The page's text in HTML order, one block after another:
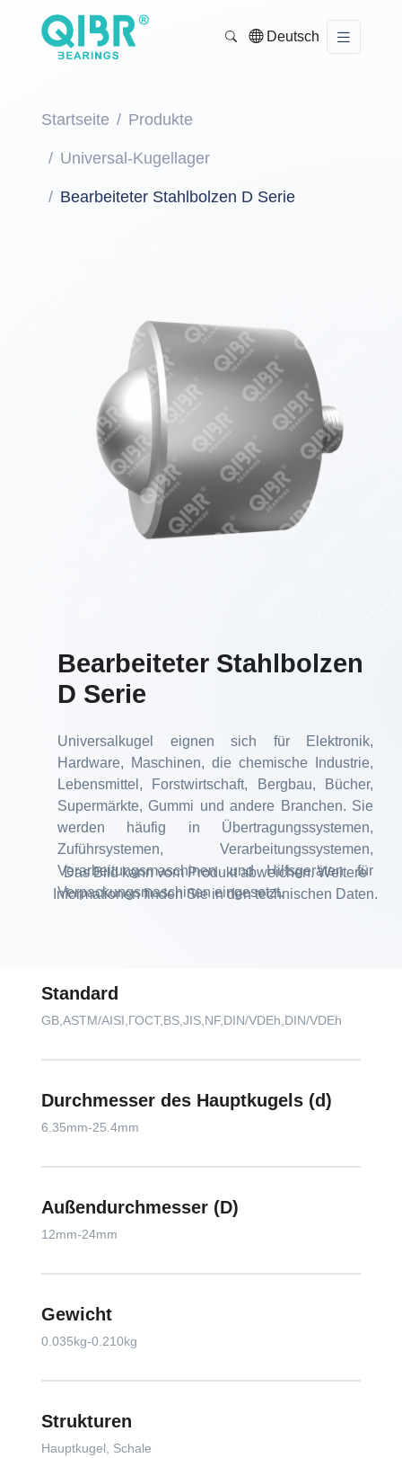
Deutsch
Startseite Produkte
Universal-Kugellager
Bearbeiteter Stahlbolzen D Serie
Das Bild kann vom Produkt abweichen. Weitere
Informationen finden Sie in den technischen Daten.
Bearbeiteter Stahlbolzen
D Serie
Universalkugel eignen sich für Elektronik,
Hardware, Maschinen, die chemische Industrie,
Lebensmittel, Forstwirtschaft, Bergbau, Bücher,
Supermärkte, Gummi und andere Branchen. Sie
werden häufig in Übertragungssystemen,
Zuführsystemen, Verarbeitungssystemen,
Verarbeitungsmaschinen und Hilfsgeräten für
Verpackungsmaschinen eingesetzt.
Standard
GB,ASTM/AISI,ГОСТ,BS,JIS,NF,DIN/VDEh,DIN/VDEh
Durchmesser des Hauptkugels (d)
6.35mm-25.4mm
Außendurchmesser (D)
12mm-24mm
Gewicht
0.035kg-0.210kg
Strukturen
Hauptkugel, Schale